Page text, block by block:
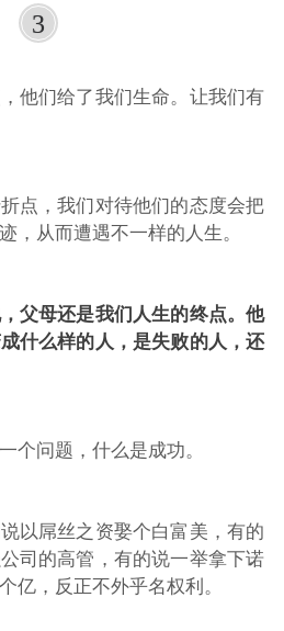
3
他们给了我们生命。让我们有
点，我们对待他们的态度会把
，从而遭遇不一样的人生。
父母还是我们人生的终点。他
什么样的人，是失败的人，还
个问题，什么是成功。
以屌丝之资娶个白富美，有的
司的高管，有的说一举拿下诺
亿，反正不外乎名权利。